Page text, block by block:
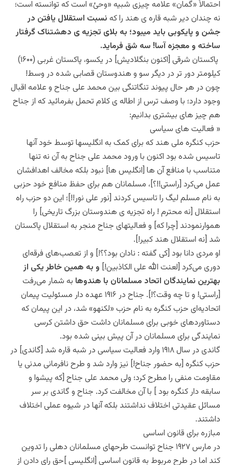
احتمالاً «گمان» علامه چیزی شبیه «وحئ» است که توانسته است؛
نه چندان دیر شبه قاره ی هند را که نسبت استقلال یافتن در
جشن و پایکوبی باید میبود؛ به بلای تجزیه ی دهشتناک گرفتار
ساخته و معجزه آسا! سه شق فرماید.
پاکستان شرقی [اکنون بنگلادیش] در یکسو، پاکستان غربی (۱۶۰۰)
کیلومتر دور تر در دیگر سو و هندوستان قصابی شده در وسط!
چون در هر حال پیوند تنگاتنگی بین محمد علی جناح و علامه اقبال
وجود دارد؛ با وصف ترس از اطاله ی کلام تحمل بفرمائید که از جناح
هم چیز های بیشتری بدانیم:
« فعالیت های سیاسی
حزب کنگره ملی هند که برای کمک به انگلیسها توسط خود آنها
تاسیس شده بود اکنون با ورود محمد علی جناح به آن نه تنها
متناسب با منافع آن ها [انگلیس ها] نبود بلکه مخالف اهدافشان
عمل می‌کرد [راستی!!؟]، مسلمانان هم برای حفظ منافع خود حزبی
به نام مسلم لیگ را تاسیس کردند [نور علی نور!!]؛ این دو حزب راه
استقلال [نه محترم ! راه تجزیه ی هندوستان بزرگ تاریخی] را
هموارنمودند [چرا که] و فعالیتهای جناح منجر به استقلال پاکستان
شد [نه استقلال هند کبیر!].
او مردی دانا بود [کی گفته : نادان بود؟؟!] و از تعصب‌های فرقه‌ای
دوری می‌کرد [لعنت الله علی الکاذبین!] و به همین خاطر یکی از
بهترین نمایندگان اتحاد مسلمانان با هندوها به شمار می‌رفت
[راستی! و تا چه وقت؟!]. جناح در ۱۹۱۶ عهده ‌دار مسئولیت پیمان
اتحادیه‌ای حزب کنگره به نام حزب «لکنهو» شد، در این پیمان که
دستاوردهای خوبی برای مسلمانان داشت حق داشتن کرسی
نمایندگی برای مسلمانان در آن پیش بینی شده بود.
گاندی در سال ۱۹۱۸ وارد فعالیت سیاسی در شبه قاره شد [گاندی] در
حزب کنگره [به حضور جناح!] نیز وارد شد و طرح نافرمانی مدنی یا
مقاومت منفی را مطرح کرد؛ ولی محمد علی جناح [که پیشوا و
سابقه دار کنگره بود ] با آن مخالفت کرد. جناح و گاندی بر سر
مسائل عقیدتی اختلاف نداشتند بلکه آنها در شیوه عملی اختلاف
داشتند.
مبازره برای قانون اساسی
در مارس ۱۹۲۷ جناح توانست طرحهای مسلمانان دهلی را تدوین
کند اما در طرح مربوط به قانون اساسی [انگلیسی ]حق رای دادن از